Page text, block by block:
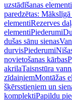
uzstādīšanas elementi
paredzētas:
elementiRezerves
elementiPiederumi
dušas sānu sienas
durvisPiederumi
novietošanas kārbas
akrilaTaisnstūra
zīdaiņiemMontāžas
šķērsstieņiem un
komplektiPapildu